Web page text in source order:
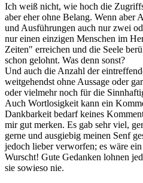
Ich weiß nicht, wie hoch die
aber eher ohne Belang. Wenn aber
und Ausführungen auch nur zwei
nur einen einzigen Menschen im
Zeiten" erreichen und die Seele
schon gelohnt. Was denn sonst?
Und auch die Anzahl der
weitgehendst ohne Aussage oder
oder vielmehr noch für die
Auch Wortlosigkeit kann ein
Dankbarkeit bedarf keines
mir gut merken. Es gab sehr viel,
gerne und ausgiebig meinen Senf
jedoch lieber verworfen; es wäre
Wurscht! Gute Gedanken lohnen
sie sowieso nie.